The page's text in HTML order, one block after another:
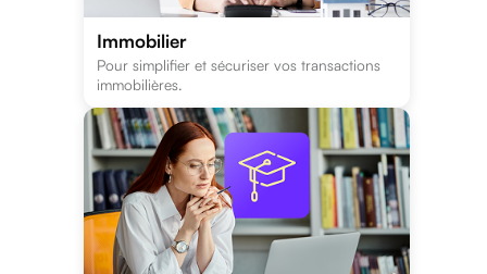
Immobilier
Pour simplifier et sécuriser vos transactions
immobilières.